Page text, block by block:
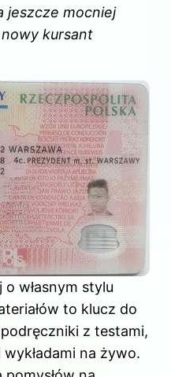
jeszcze mocniej
kursant
własnym stylu
to klucz do
z testami,
na żywo.